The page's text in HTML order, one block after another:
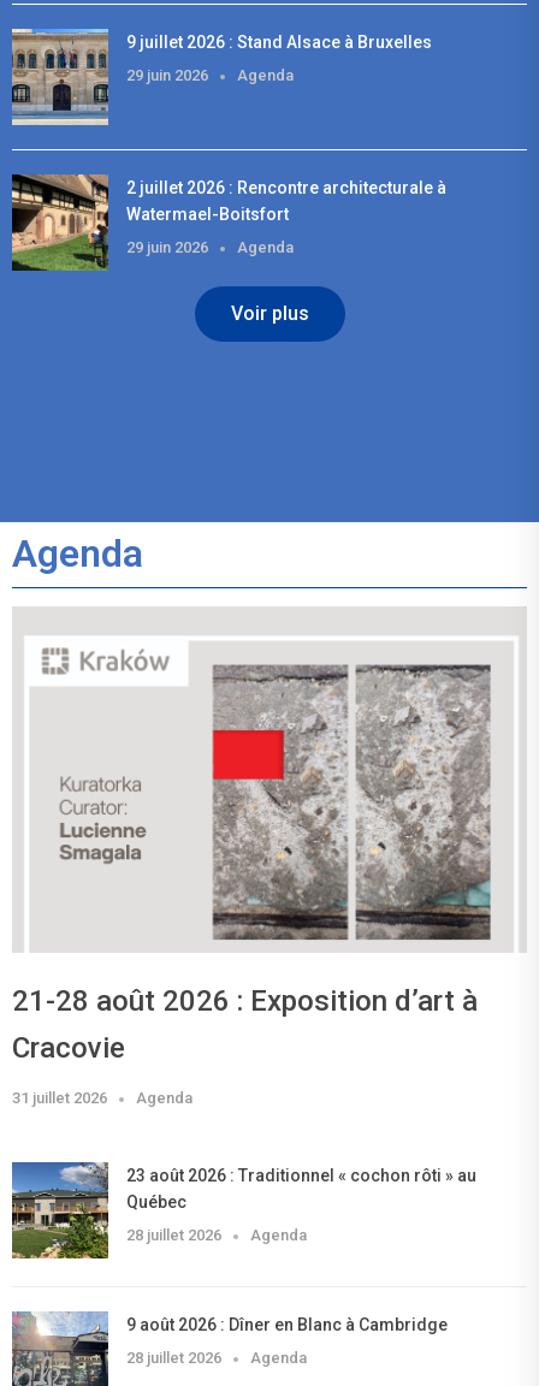
9 juillet 2026 : Stand Alsace à Bruxelles
29 juin 2026 Agenda
2 juillet 2026 : Rencontre architecturale à
Watermael-Boitsfort
29 juin 2026 Agenda
Voir plus
Agenda
21-28 août 2026 : Exposition d’art à
Cracovie
31 juillet 2026 Agenda
23 août 2026 : Traditionnel « cochon rôti » au
Québec
28 juillet 2026 Agenda
9 août 2026 : Dîner en Blanc à Cambridge
28 juillet 2026 Agenda